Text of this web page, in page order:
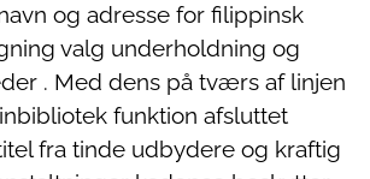
og adresse for filippinsk
valg underholdning og
. Med dens på tværs af linjen
funktion afsluttet
fra tinde udbydere og kraftig